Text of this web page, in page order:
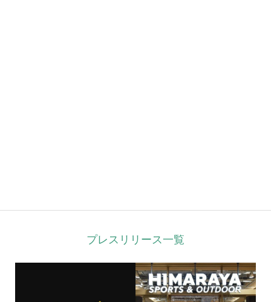
プレスリリース一覧